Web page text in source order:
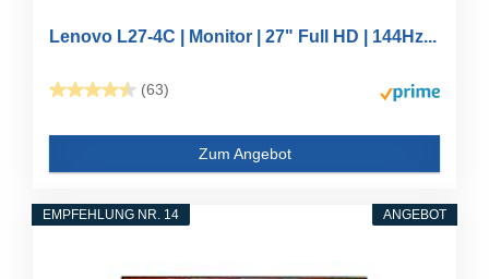
Lenovo L27-4C | Monitor | 27" Full HD | 144Hz...
(63)
Zum Angebot
ANGEBOT
EMPFEHLUNG NR. 14